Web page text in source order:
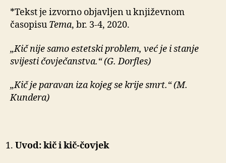
*Tekst je izvorno objavljen u književnom
časopisu Tema, br. 3-4, 2020.
„Kič nije samo estetski problem, već je i stanje
svijesti čovječanstva.“ (G. Dorfles)
„Kič je paravan iza kojeg se krije smrt.“ (M.
Kundera)
Uvod: kič i kič-čovjek